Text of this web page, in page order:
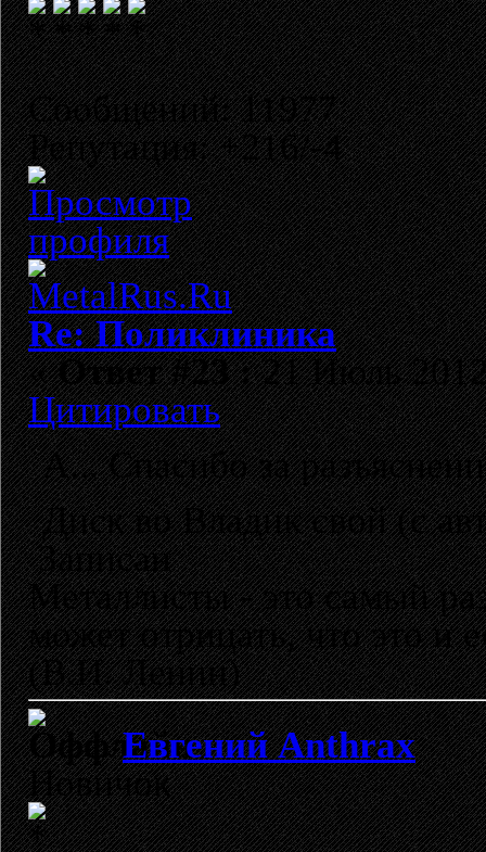
Сообщений: 11977
Репутация: +216/-4
Re: Поликлиника
«Ответ #23 :21 Июль
Цитировать
А... Спасибо за
Диск во Владик свой (с
Записан
Металлисты - это самый
может отрицать, что это и
(В.И. Ленин)
Евгений Anthrax
Новичок